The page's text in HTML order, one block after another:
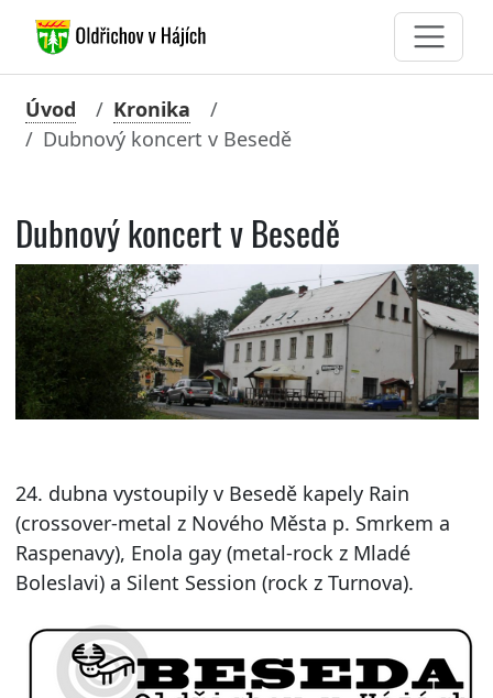
Úvod
Kronika
Dubnový koncert v Besedě
Dubnový koncert v Besedě
24. dubna vystoupily v Besedě kapely Rain
(crossover-metal z Nového Města p. Smrkem a
Raspenavy), Enola gay (metal-rock z Mladé
Boleslavi) a Silent Session (rock z Turnova).